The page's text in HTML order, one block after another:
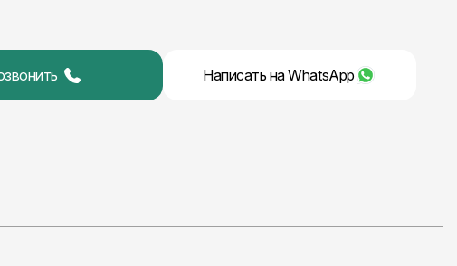
Написать наWhatsApp